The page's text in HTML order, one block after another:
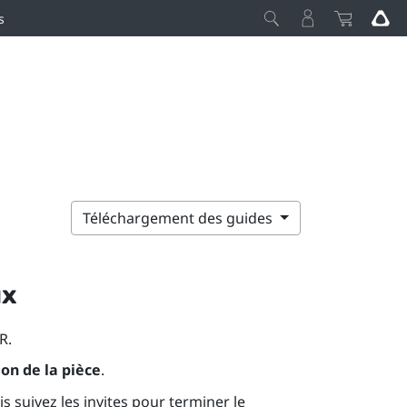
Téléchargement des guides
.
de la pièce.
suivez les invites pour terminer le